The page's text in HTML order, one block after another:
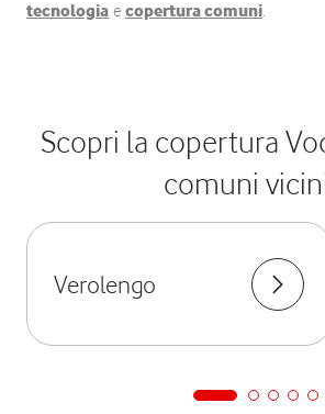
tecnologia e copertura comuni.
Scopri la copertura
comuni
Verolengo